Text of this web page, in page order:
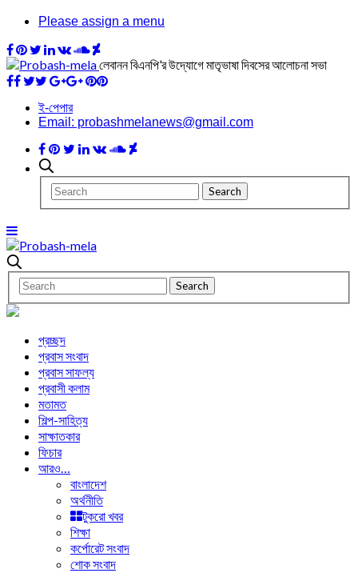
Please assign a menu
লেবানন বিএনপি’র উদ্যোগে মাতৃভাষা দিবসের আলোচনা সভা
ই-পেপার
Email: probashmelanews@gmail.com
প্রচ্ছদ
প্রবাস সংবাদ
প্রবাস সাফল্য
প্রবাসী কলাম
মতামত
শিল্প-সাহিত্য
সাক্ষাতকার
ফিচার
আরও…
বাংলাদেশ
অর্থনীতি
টুকরো খবর
শিক্ষা
কর্পোরেট সংবাদ
শোক সংবাদ